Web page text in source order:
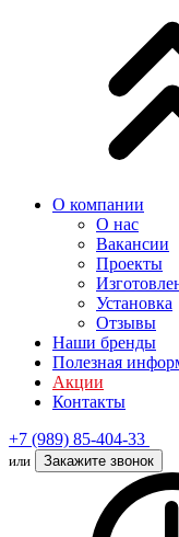
О компании
О нас
Вакансии
Проекты
Установка
Отзывы
Наши бренды
Полезная
Акции
Контакты
+7 (989) 85-404-33
или Закажите звонок